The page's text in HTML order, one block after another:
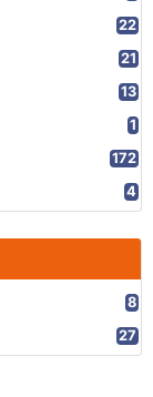
22
21
13
1
172
4
8
27